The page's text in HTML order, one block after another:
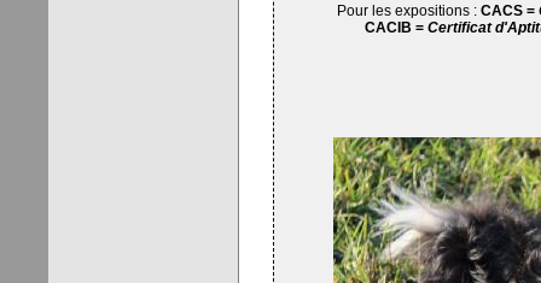
Pour les expositions : CACS =
CACIB = Certificat